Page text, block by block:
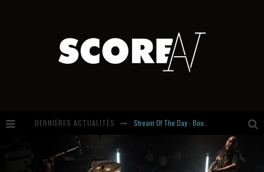
DERNIÈRES ACTUALITÉS
Hardcore, Actually. Meet Cút Lộn